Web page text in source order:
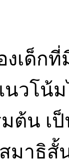
เด็ก
วโน้
มต้น เ
มาธิ